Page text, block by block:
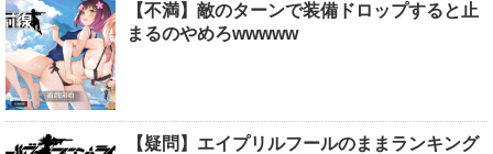
【不満】敵のターンで装備ドロップすると止
まるのやめろwwwww
【疑問】エイプリルフールのままランキング